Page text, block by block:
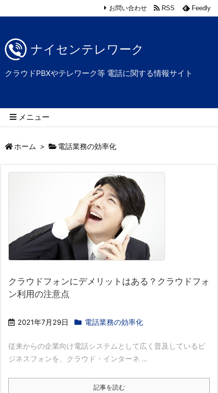
ナイセンテレワーク
クラウドPBXやテレワーク等 電話に関する情報サイト
メニュー
お問い合わせ RSS Feedly
ホーム > 電話業務の効率化
クラウドフォンにデメリットはある？クラウドフォ
ン利用の注意点
2021年7月29日 電話業務の効率化
従来からの企業向け電話システムとして広く普及しているビ
ジネスフォンを、クラウド・インターネ ...
記事を読む